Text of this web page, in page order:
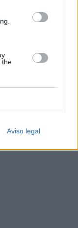
the
Aviso legal